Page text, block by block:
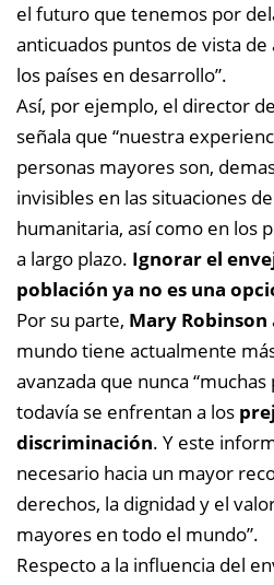
el futuro que tenemos por
anticuados puntos de vista
los países en desarrollo”.
Así, por ejemplo, el director
señala que “nuestra
personas mayores son,
invisibles en las situaciones
humanitaria, así como en los
a largo plazo. Ignorar el
población ya no es una
Por su parte, Mary Robinson
mundo tiene actualmente
avanzada que nunca
todavía se enfrentan a los
discriminación. Y este
necesario hacia un mayor
derechos, la dignidad y el
mayores en todo el mundo”.
Respecto a la influencia del